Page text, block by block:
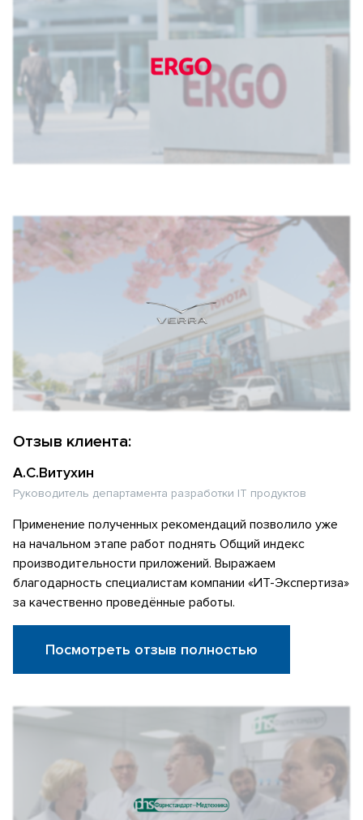
Отзыв клиента:
А.С.Витухин
Руководитель департамента разработки IT продуктов
Применение полученных рекомендаций позволило уже
на начальном этапе работ поднять Общий индекс
производительности приложений. Выражаем
благодарность специалистам компании «ИТ-Экспертиза»
за качественно проведённые работы.
Посмотреть отзыв полностью